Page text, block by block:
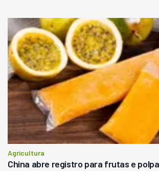
Agricultura
China abre registro para frutas e